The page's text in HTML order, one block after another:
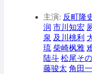
主演: 反町隆
润 市川知宏
泉 及川桃利
琉 柴崎枫雅
陆斗 松尾そ
藤骏太 角田